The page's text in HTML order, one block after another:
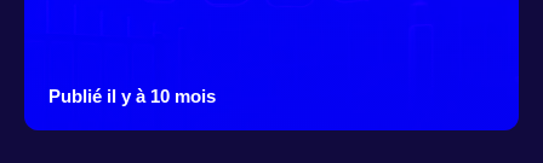
Publié il y à 10 mois